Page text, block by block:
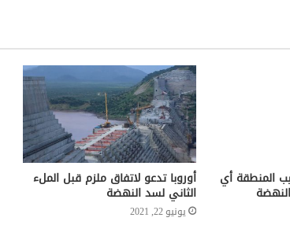
أوروبا تدعو لاتفاق ملزم قبل الملء
الثاني لسد النهضة
يونيو 22, 2021